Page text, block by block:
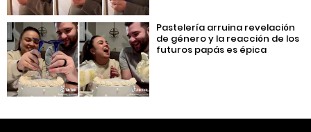
Pastelería arruina revelación
de género y la reacción de los
futuros papás es épica